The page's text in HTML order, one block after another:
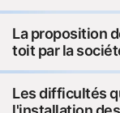
La proposition
toit par la
Les difficultés